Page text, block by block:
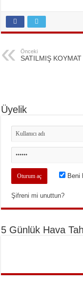
Önceki
SATILMIŞ KOYMAT
Üyelik
Beni
Şifreni mi unuttun?
5 Günlük Hava